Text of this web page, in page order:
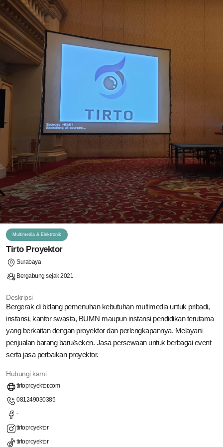
Multimedia & Elektronik
Tirto Proyektor
Surabaya
Bergabung sejak 2021
Deskripsi
Bergerak di bidang pemenuhan kebutuhan multimedia untuk pribadi,
instansi, kantor swasta, BUMN maupun instansi pendidikan terutama
yang berkaitan dengan proyektor dan perlengkapannya. Melayani
penjualan barang baru/seken. Jasa persewaan untuk berbagai event
serta jasa perbaikan proyektor.
Hubungi kami
tirtoproyektor.com
081249030385
-
tirtoproyektor
tirtoproyektor